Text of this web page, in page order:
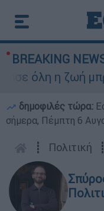
BREAKING
όλη η ζωή
δημοφιλές τώρα:
σήμερα, Πέμπτη 6
┋ Πολιτική